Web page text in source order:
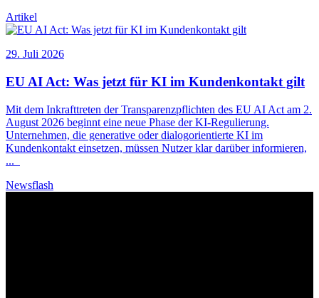
Artikel
29. Juli 2026
EU AI Act: Was jetzt für KI im Kundenkontakt gilt
Mit dem Inkrafttreten der Transparenzpflichten des EU AI Act am 2.
August 2026 beginnt eine neue Phase derKI-Regulierung.
Unternehmen, die generative oder dialogorientierte KI im
Kundenkontakt einsetzen, müssen Nutzer klar darüber informieren,
...
Newsflash